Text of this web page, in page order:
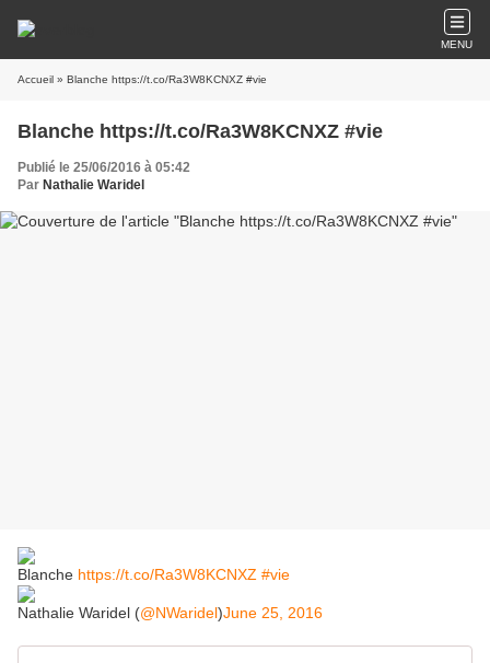
MENU
Accueil » Blanche https://t.co/Ra3W8KCNXZ #vie
Blanche https://t.co/Ra3W8KCNXZ #vie
Publié le 25/06/2016 à 05:42
Par Nathalie Waridel
Blanche https://t.co/Ra3W8KCNXZ #vie
Nathalie Waridel (@NWaridel)June 25, 2016